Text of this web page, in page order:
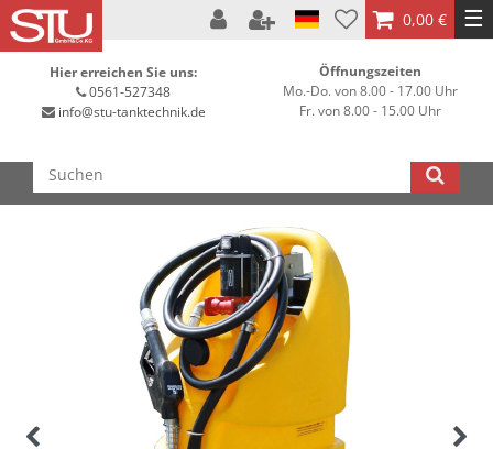
0,00 € ☰
Hier erreichen Sie uns:
0561-527348
info@stu-tanktechnik.de
Öffnungszeiten
Mo.-Do. von 8.00 - 17.00 Uhr
Fr. von 8.00 - 15.00 Uhr